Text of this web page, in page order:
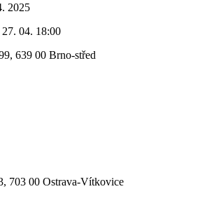
2025
04. 18:00
639 00 Brno-střed
703 00 Ostrava-Vítkovice